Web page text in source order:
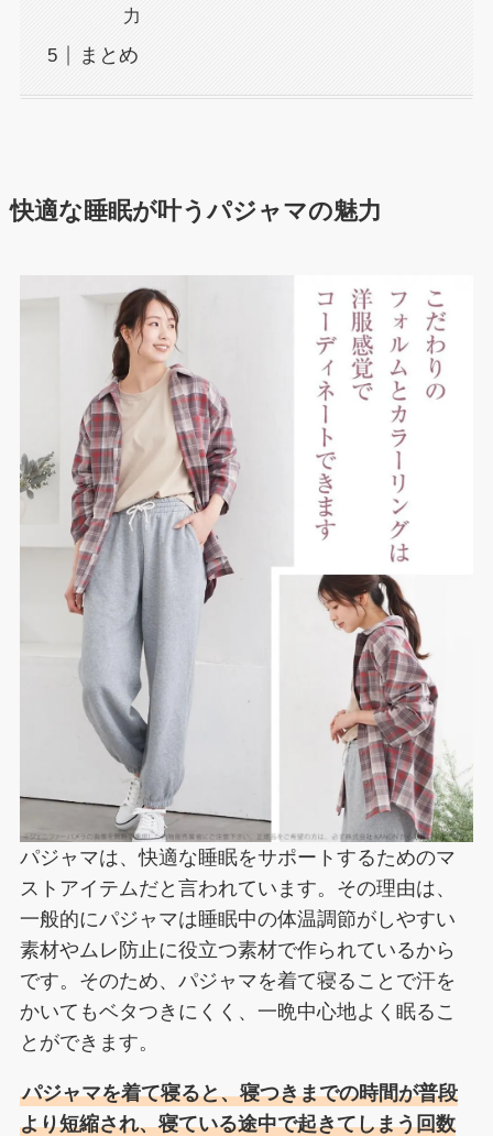
力
まとめ
快適な睡眠が叶うパジャマの魅力
パジャマは、快適な睡眠をサポートするためのマ
ストアイテムだと言われています。その理由は、
一般的にパジャマは睡眠中の体温調節がしやすい
素材やムレ防止に役立つ素材で作られているから
です。そのため、パジャマを着て寝ることで汗を
かいてもベタつきにくく、一晩中心地よく眠るこ
とができます。
パジャマを着て寝ると、寝つきまでの時間が普段
より短縮され、寝ている途中で起きてしまう回数